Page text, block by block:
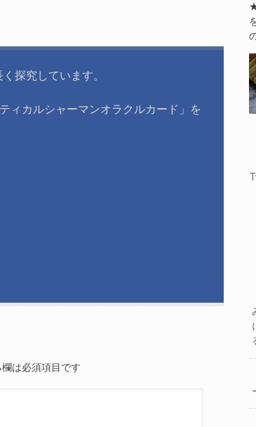
く探究しています。
ィカルシャーマンオラクルカード」を
は必須項目です